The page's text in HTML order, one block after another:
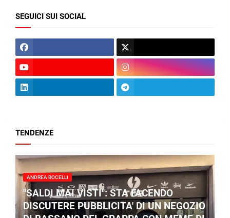
SEGUICI SUI SOCIAL
TENDENZE
ANDREA BOCELLI
"SALDI MAI VISTI": STA FACENDO
DISCUTERE PUBBLICITA' DI UN NEGOZIO